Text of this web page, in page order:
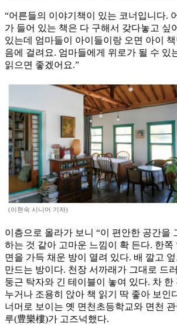
“어른들의 이야기책이 있는 코너입니다.
가 들어 있는 책은 다 구해서 갖다놓고 싶
있는데 엄마들이 아이들이랑 오면 아이
음에 걸려요. 엄마들에게 위로가 될 수 있
읽으면 좋겠어요.”
(이현숙 시니어 기자)
이층으로 올라가 보니 “이 편안한 공간을
하는 것 같아 고마운 느낌이 확 든다. 한쪽
면을 가득 채운 방이 열려 있다. 배 깔고
만드는 방이다. 천장 서까래가 그대로 드
둥근 탁자와 긴 테이블이 놓여 있다. 차
누거나 조용히 앉아 책 읽기 딱 좋아 보인
너머로 보이는 옛 면천초등학교와 면천
루(豊樂樓)가 고즈넉했다.